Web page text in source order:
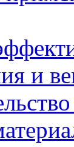
и